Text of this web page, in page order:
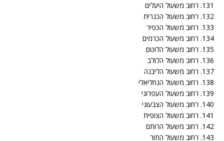
131. רחוב משעול היעלים
132. רחוב משעול הכנרית
133. רחוב משעול הכפיר
134. רחוב משעול הכרמים
135. רחוב משעול הלוטם
136. רחוב משעול הלולב
137. רחוב משעול הליבנה
138. רחוב משעול הנחליאלי
139. רחוב משעול העפרוני
140. רחוב משעול הצבעוני
141. רחוב משעול הצופית
142. רחוב משעול הרותם
143. רחוב משעול התור